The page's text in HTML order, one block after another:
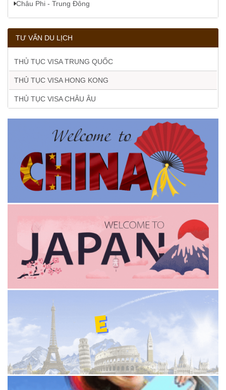
Châu Phi - Trung Đông
TƯ VẤN DU LỊCH
THỦ TỤC VISA TRUNG QUỐC
THỦ TỤC VISA HONG KONG
THỦ TỤC VISA CHÂU ÂU